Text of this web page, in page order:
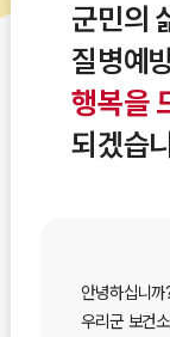
군민의
질병예
행복을
되겠습
안녕하십니
우리군 보건